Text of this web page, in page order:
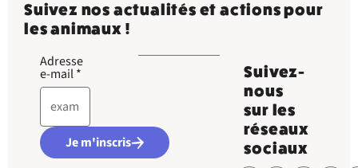
Suivez nos actualités et actions pour
les animaux !
Adresse
e-mail*
Je m'inscris
Suivez-
nous
sur les
réseaux
sociaux